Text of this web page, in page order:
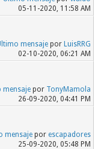
05-11-2020, 11:58 AM
mensajepor LuisRRG
02-10-2020, 06:21 AM
mensajepor TonyMamola
26-09-2020, 04:41 PM
mensajepor escapadores
25-09-2020, 05:48 PM